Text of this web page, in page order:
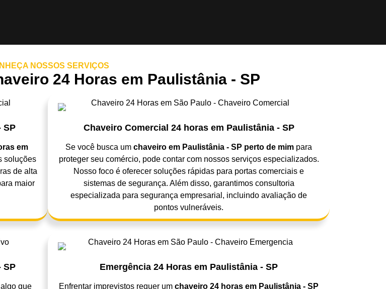
NOSSOS SERVIÇOS
24 Horas em Paulistânia - SP
SP
em
soluções
de alta
maior
Chaveiro Comercial 24 horas em Paulistânia - SP
Se você busca um chaveiro em Paulistânia - SP perto de mim para
proteger seu comércio, pode contar com nossos serviços especializados.
Nosso foco é oferecer soluções rápidas para portas comerciais e
sistemas de segurança. Além disso, garantimos consultoria
especializada para segurança empresarial, incluindo avaliação de
pontos vulneráveis.
SP
que
Emergência 24 Horas em Paulistânia - SP
Enfrentar imprevistos requer um chaveiro 24 horas em Paulistânia - SP